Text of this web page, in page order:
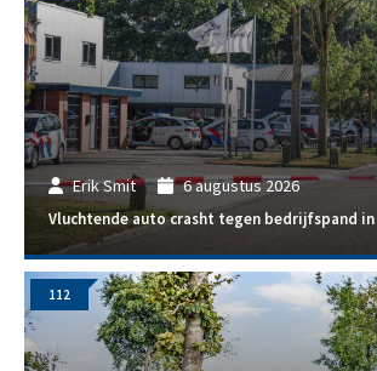
Erik Smit 6 augustus 2026
Vluchtende auto crasht tegen bedrijfspand in
112